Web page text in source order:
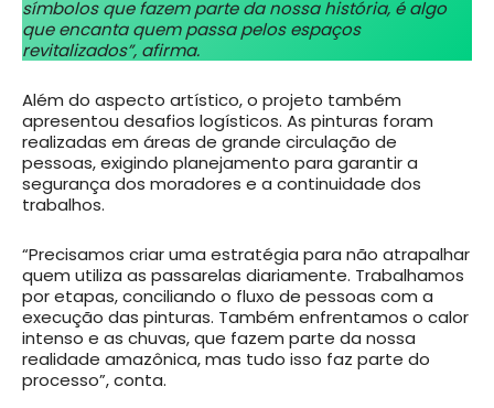
símbolos que fazem parte da nossa história, é algo
que encanta quem passa pelos espaços
revitalizados”, afirma.
Além do aspecto artístico, o projeto também
apresentou desafios logísticos. As pinturas foram
realizadas em áreas de grande circulação de
pessoas, exigindo planejamento para garantir a
segurança dos moradores e a continuidade dos
trabalhos.
“Precisamos criar uma estratégia para não atrapalhar
quem utiliza as passarelas diariamente. Trabalhamos
por etapas, conciliando o fluxo de pessoas com a
execução das pinturas. Também enfrentamos o calor
intenso e as chuvas, que fazem parte da nossa
realidade amazônica, mas tudo isso faz parte do
processo”, conta.